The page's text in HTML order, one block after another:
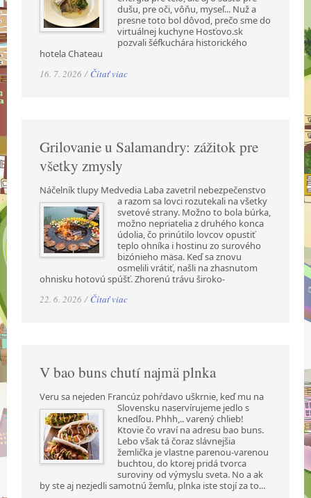
dušu, pre oči, vôňu, myseľ... Nuž a
presne toto bol dôvod, prečo sme do
virtuálnej kuchyne Hosťovo.sk
pozvali šéfkuchára historického
hotela Chateau
16. 7. 2026 / Čítať viac
Grilovanie u Salamandry: zážitok pre
všetky zmysly
Náčelník tlupy Medvedia Laba zavetril nebezpečenstvo
a razom sa lovci rozutekali na všetky
svetové strany. Možno to bola búrka,
možno nepriatelia z druhého konca
údolia, čo prinútilo lovcov opustiť
teplo ohníka i hostinu zo surového
bizónieho mäsa. Keď sa znovu
osmelili vrátiť, našli na zhasnutom
ohnisku hotovú spúšť. Zhorenú trávu široko-
22. 6. 2026 / Čítať viac
V bao buns chutí najmä plnka
Veru sa nejeden Francúz pohŕdavo uškrnie, keď mu na
Slovensku naservírujeme jedlo s
knedľou. Phhh,.. varený chlieb!
Ktovie čo vraví na adresu bao buns.
Lebo však tá čoraz slávnejšia
žemlička je vlastne parenou-varenou
buchtou, do ktorej pridá tvorca
suroviny od výmyslu sveta. No a ak
by ste aj nezjedli samotnú žemľu, plnka iste stojí za to...